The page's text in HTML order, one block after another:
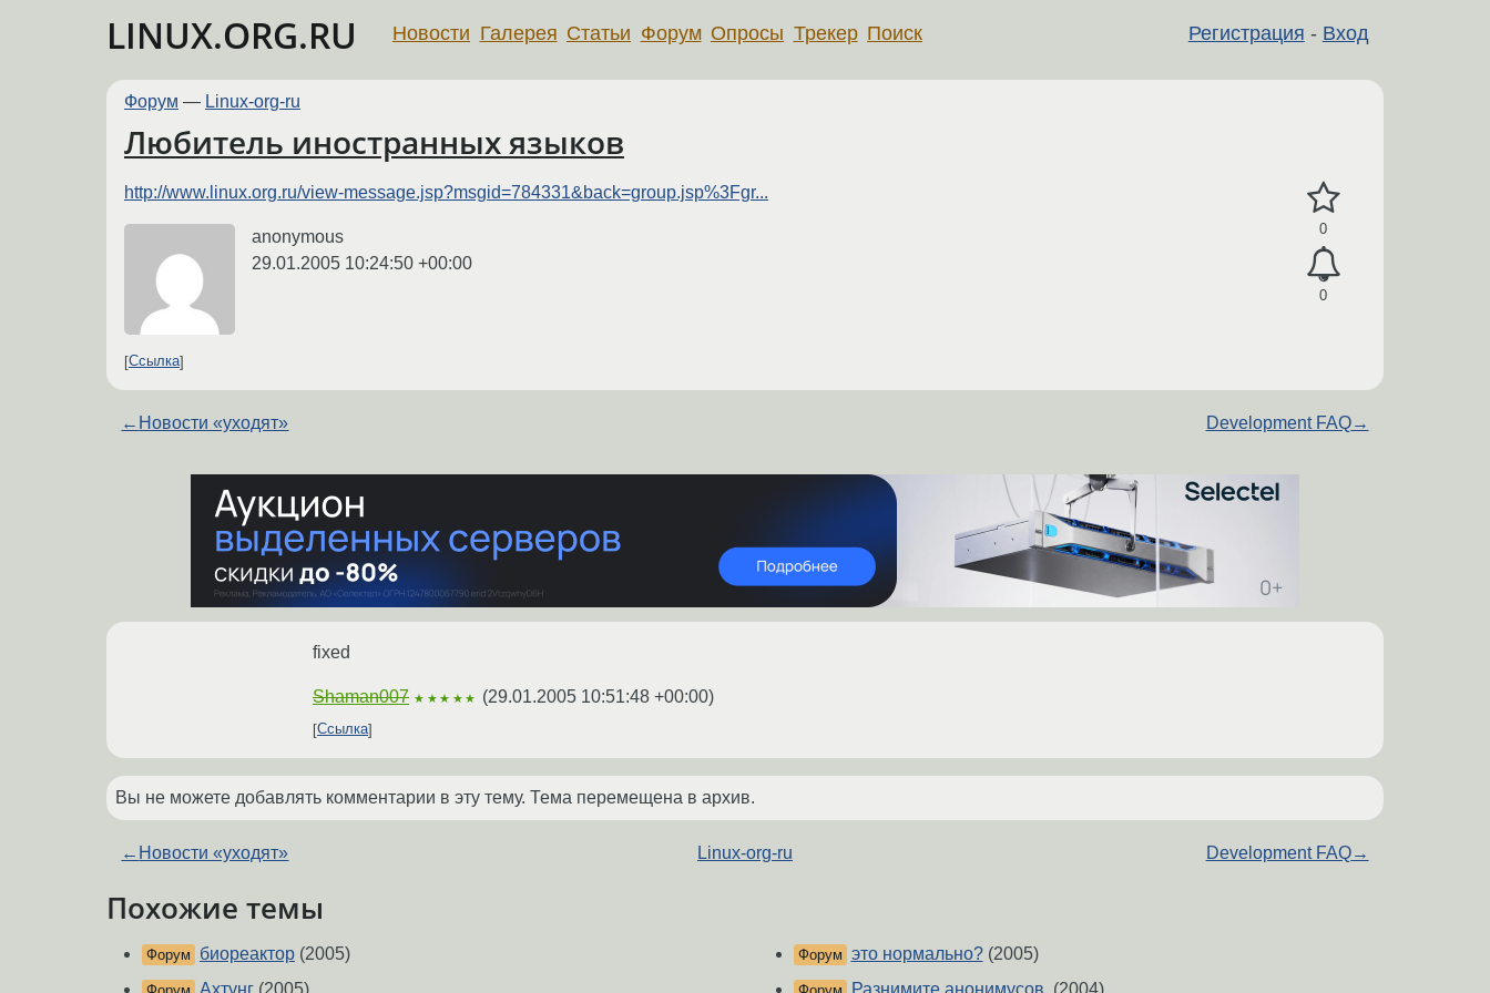
LINUX.ORG.RU Регистрация - Вход
Новости Галерея Статьи Форум Опросы Трекер Поиск
Форум — Linux-org-ru
Любитель иностранных языков
0
0
http://www.linux.org.ru/view-message.jsp?msgid=784331&back=group.jsp%3Fgr...
anonymous
29.01.2005 10:24:50 +00:00
Ссылка
← Новости «уходят» Development FAQ→
fixed
Shaman007 ★★★★★ (29.01.2005 10:51:48 +00:00)
Ссылка
Вы не можете добавлять комментарии в эту тему. Тема перемещена в архив.
← Новости «уходят» Linux-org-ru Development FAQ→
Похожие темы
Форум биореактор (2005) Форум это нормально?(2005)